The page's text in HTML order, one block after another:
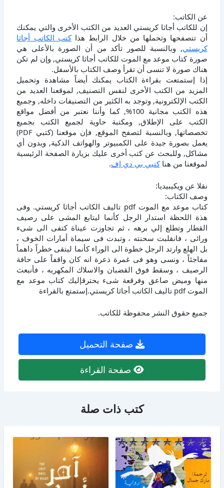
عن الكاتب:
إن للكاتب أجاثا كريستي العديد من الكتب الأخرى والتي يمكنك
أن تتصفحها وتحملها من خلال الرابط هذاكتب الكاتب أجاثا
كريستي, وبالنسبة للصور تأكد من أن الصورة بالأعلى هي
صورة كتاب موعد مع الموت للكاتب أجاثا كريستي, وإن لم تكن
هناك صورة لا تنسى أن تقرأ وصف الكتاب بالأسفل.
إذا إستمتعت بقراءة الكتاب يمكنك أيضاً مشاهدة وتحميل
المزيد من الكتب الأخرى لنفس التصنيف, لموقعنا العديد من
الكتب الإلكترونية, وتوجد به الكثير من التصنيفات داخله, وجميع
هذه الكتب مجانية 100%, كما وأننا نعتبر من أفضل مواقع
الكتب على الإطلاق, ومكتبة حاوية لجميع الكتب بجميع
تخصصاتها, وبالنسبة لتصفح الموقع, فإن موقعنا (كتبي PDF)
يعمل بصورة جيدة على الكمبيوتر والهواتف الذكية, وبدون أي
مشاكل, وللبحث عن كتب أخرى عليك بزيارة الصفحة الرئيسية
لموقعنا من هناكتبي بي دي إف.
نقلا عن ويكيبيديا:
وصف الكتاب:
كتاب موعد مع الموت pdf تاليف الكاتب أجاثا كريستي. وفى
هذة اللحظة استدار الرجل كأنما ليتابع المشى على رصيف
القطار وتطلع إلي برهه ، ثم تجاوزت عيناة كتفى الى شىء
ورائى ، فانقلبت سحنته ، وتبدت فى سيماة أمارات الخوف ،
بل الهلع وارتد الرجل خطوة الى الوراء كأنما ليتقى خطراً داهماً
مفاجئاً ، ونسى وهو فى غمرة ذعرة انه كان واقفاً على حافة
الرصيف ، وسقط فوق القضبان والاسلاك المكهربه ، فأنبعث
منها وميض صاعق وفرقعة شىء يحترقإليك كتاب موعد مع
الموت pdf تاليف الكاتب أجاثا كريستي.إستمتع بالقراءة
جميع حقوق النشر محفوظة للكاتب.
صفحة التحميل
صفحة القراءة
كتب ذات صلة